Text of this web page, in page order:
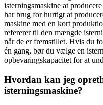
isterningsmaskine at
har brug for hurtigt at
maskine med en kort
refererer til den mængde
når de er fremstillet. Hvis du
én gang, bør du vælge en
opbevaringskapacitet for at
Hvordan kan jeg
isterningsmaskine?